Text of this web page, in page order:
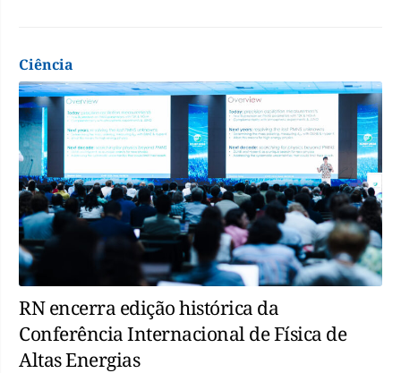
Ciência
RN encerra edição histórica da
Conferência Internacional de Física de
Altas Energias